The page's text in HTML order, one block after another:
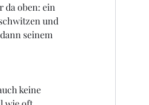
da oben: ein
und
seinem
keine